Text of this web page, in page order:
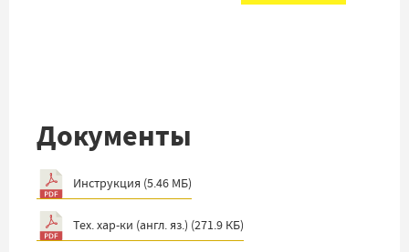
Документы
Инструкция (5.46 МБ)
Тех. хар-ки (англ. яз.) (271.9 КБ)